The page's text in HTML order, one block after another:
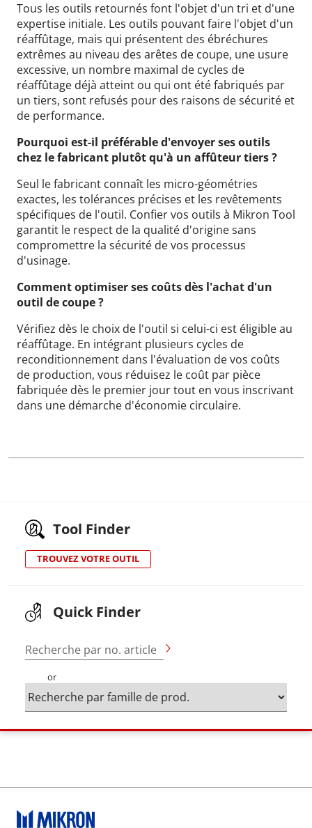
Tous les outils retournés font l'objet d'un tri et d'une
expertise initiale. Les outils pouvant faire l'objet d'un
réaffûtage, mais qui présentent des ébréchures
extrêmes au niveau des arêtes de coupe, une usure
excessive, un nombre maximal de cycles de
réaffûtage déjà atteint ou qui ont été fabriqués par
un tiers, sont refusés pour des raisons de sécurité et
de performance.
Pourquoi est-il préférable d'envoyer ses outils
chez le fabricant plutôt qu'à un affûteur tiers ?
Seul le fabricant connaît les micro-géométries
exactes, les tolérances précises et les revêtements
spécifiques de l'outil. Confier vos outils à Mikron Tool
garantit le respect de la qualité d'origine sans
compromettre la sécurité de vos processus
d'usinage.
Comment optimiser ses coûts dès l'achat d'un
outil de coupe ?
Vérifiez dès le choix de l'outil si celui-ci est éligible au
réaffûtage. En intégrant plusieurs cycles de
reconditionnement dans l'évaluation de vos coûts
de production, vous réduisez le coût par pièce
fabriquée dès le premier jour tout en vous inscrivant
dans une démarche d'économie circulaire.
Tool Finder
TROUVEZ VOTRE OUTIL
Quick Finder
Recherche par no. article
or